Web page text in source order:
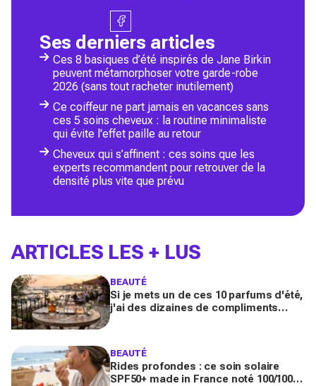
Ses derniers articles
Ces 8 basiques d’été inspirés de Jane Birkin
peuvent métamorphoser votre garde-robe
2026 (sans tout racheter inutilement)
Ce coiffeur ne part jamais en vacances sans
ces 5 soins cheveux : la routine minimaliste
qui évite l'effet paille au retour
Cheveux qui s’affinent : ces soins que les
experts recommandent pour retrouver de la
densité plus vite que prévu
ARTICLES LES + LUS
BEAUTÉ
Si je mets un de ces 10 parfums d'été,
j'ai des dizaines de compliments
BEAUTÉ
Rides profondes : ce soin solaire
SPF50+ made in France noté 100/100